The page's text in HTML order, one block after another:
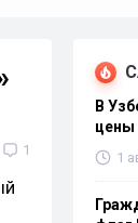
1
В
цены
1